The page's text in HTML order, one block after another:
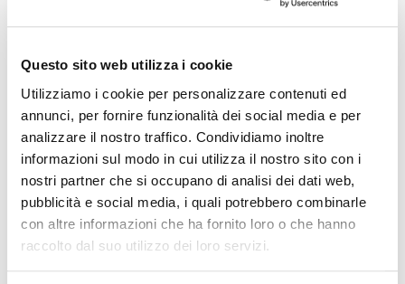
Questo sito web utilizza i cookie
Utilizziamo i cookie per personalizzare contenuti ed
annunci, per fornire funzionalità dei social media e per
analizzare il nostro traffico. Condividiamo inoltre
informazioni sul modo in cui utilizza il nostro sito con i
nostri partner che si occupano di analisi dei dati web,
pubblicità e social media, i quali potrebbero combinarle
con altre informazioni che ha fornito loro o che hanno
raccolto dal suo utilizzo dei loro servizi.